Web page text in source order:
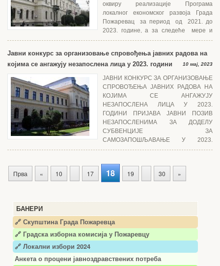
БАНЕРИ
🔗 Скупштина Града Пожаревца
🔗 Градска изборна комисија у Пожаревцу
🔗 Локални избори 2024
Анкета о процени јавноздравствених потреба
оквиру реализације Програма
локалног економског развоја Града
Пожаревац за период од 2021. до
2023. године, а за следеће мере и
инструменте у оквиру истих: ...
Јавни конкурс за организовање спровођења јавних радова на
којима се ангажују незапослена лица у 2023. години
10 мај, 2023
ЈАВНИ КОНКУРС ЗА ОРГАНИЗОВАЊЕ
СПРОВОЂЕЊА ЈАВНИХ РАДОВА НА
КОЈИМА СЕ АНГАЖУЈУ
НЕЗАПОСЛЕНА ЛИЦА У 2023.
ГОДИНИ ПРИЈАВА ЈАВНИ ПОЗИВ
НЕЗАПОСЛЕНИМА ЗА ДОДЕЛУ
СУБВЕНЦИЈЕ ЗА
САМОЗАПОШЉАВАЊЕ У 2023.
ГОДИНИ - ЛАПЗ ТЕХНИЧКА ПОДРШКА - ЗАХТЕВ СА БИЗНИС ПЛАНОМ
Прва « 10 17 18 19 30 »